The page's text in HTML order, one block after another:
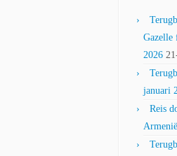
Gazelle
2026
januari
Reis
Armenië